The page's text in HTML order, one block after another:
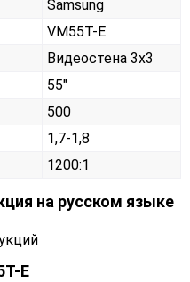
Samsung
VM55T-E
Видеостена 3х3
55"
500
1,7-1,8
1200:1
на русском языке
E